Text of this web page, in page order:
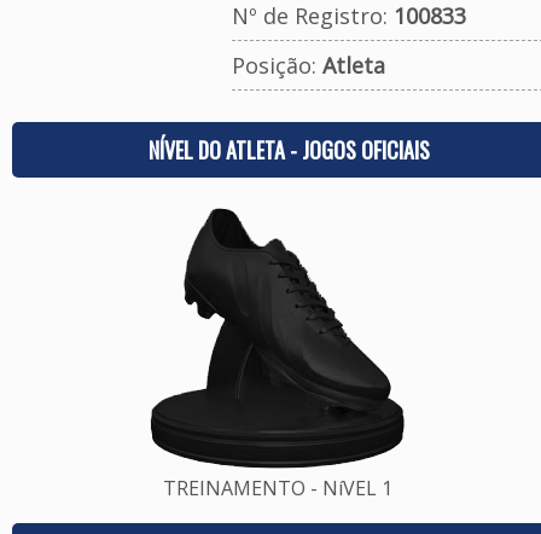
Nº de Registro: 100833
Posição: Atleta
NÍVEL DO ATLETA - JOGOS OFICIAIS
TREINAMENTO - NíVEL 1